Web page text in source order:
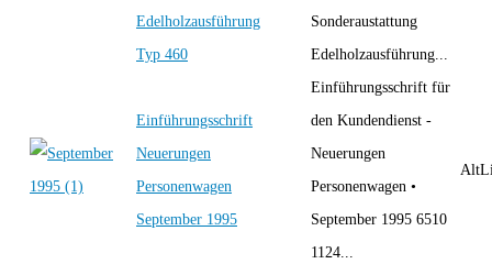
Edelholzausführung
Typ 460
Sonderaustattung
Edelholzausführung...
Einführungsschrift
Neuerungen
Personenwagen
September 1995
Einführungsschrift für
den Kundendienst -
Neuerungen
Personenwagen •
September 1995 6510
1124...